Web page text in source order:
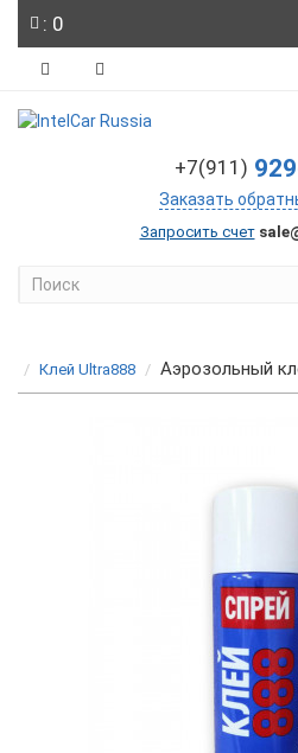
: 0
+7(911)
Заказать
Запросить счет
Клей Ultra888 Аэрозольный